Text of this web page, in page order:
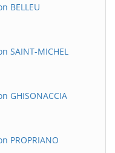
BELLEU
SAINT-MICHEL
GHISONACCIA
PROPRIANO